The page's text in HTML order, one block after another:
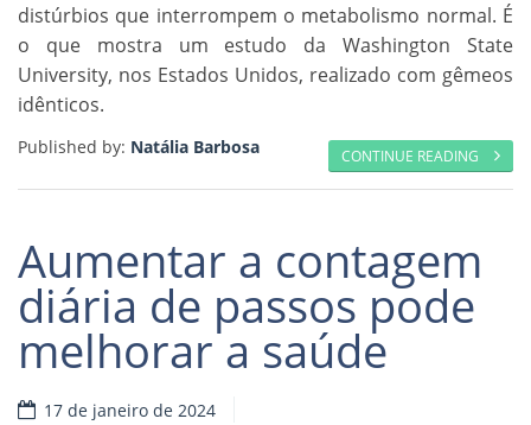
distúrbios que interrompem o metabolismo normal. É
o que mostra um estudo da Washington State
University, nos Estados Unidos, realizado com gêmeos
idênticos.
CONTINUE READING
Published by: Natália Barbosa
Aumentar a contagem
diária de passos pode
melhorar a saúde
17 de janeiro de 2024